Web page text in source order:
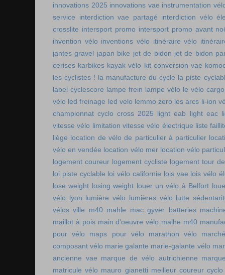
innovations 2025 innovations vae instrumentation
service
interdiction vae partagé interdiction vélo
crosslite intersport promo intersport promo avant
invention vélo inventions vélo itinéraire vélo
jantes gravel japan bike jet de bidon jet de bidon
cerises karbikes kayak vélo kit conversion vae
les cyclistes ! la manufacture du cycle la piste
label cyclescore lampe frein lampe vélo le vélo
vélo led freinage led velo lemmo zero les arcs li-ion
championnat cyclo cross 2025 light eab light eac
vitesse vélo limitation vitesse vélo électrique liste
liège location de vélo de particulier à particulier
vélo en vendée location vélo mer location vélo
logement coureur logement cycliste logement tour
loi piste cyclable loi vélo californie lois vae lois vélo
lose weight losing weight louer un vélo à Belfort
vélo lyon lumière vélo lumières vélo lutte
vélos ville
m40 mahle mac gyver batteries
maillot à pois main d'oeuvre vélo malhe m40
pour vélo
maps pour vélo marathon vélo
composant vélo marie galante marie-galante vélo
ancienne vae marque de vélo autrichienne
matricule vélo mauro gianetti meilleur coureur